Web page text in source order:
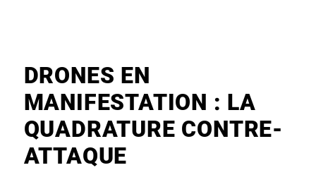
DRONES EN
MANIFESTATION : LA
QUADRATURE CONTRE-
ATTAQUE